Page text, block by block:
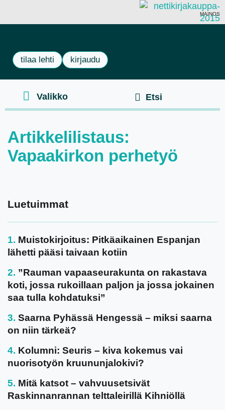
MAINOS
tilaa lehti kirjaudu
Artikkelilistaus:
Vapaakirkon perhetyö
Luetuimmat
Muistokirjoitus: Pitkäaikainen Espanjan
lähetti pääsi taivaan kotiin
”Rauman vapaaseurakunta on rakastava
koti, jossa rukoillaan paljon ja jossa jokainen
saa tulla kohdatuksi”
Saarna Pyhässä Hengessä – miksi saarna
on niin tärkeä?
Kolumni: Seuris – kiva kokemus vai
nuorisotyön kruununjalokivi?
Mitä katsot – vahvuusetsivät
Raskinnanrannan telttaleirillä Kihniöllä